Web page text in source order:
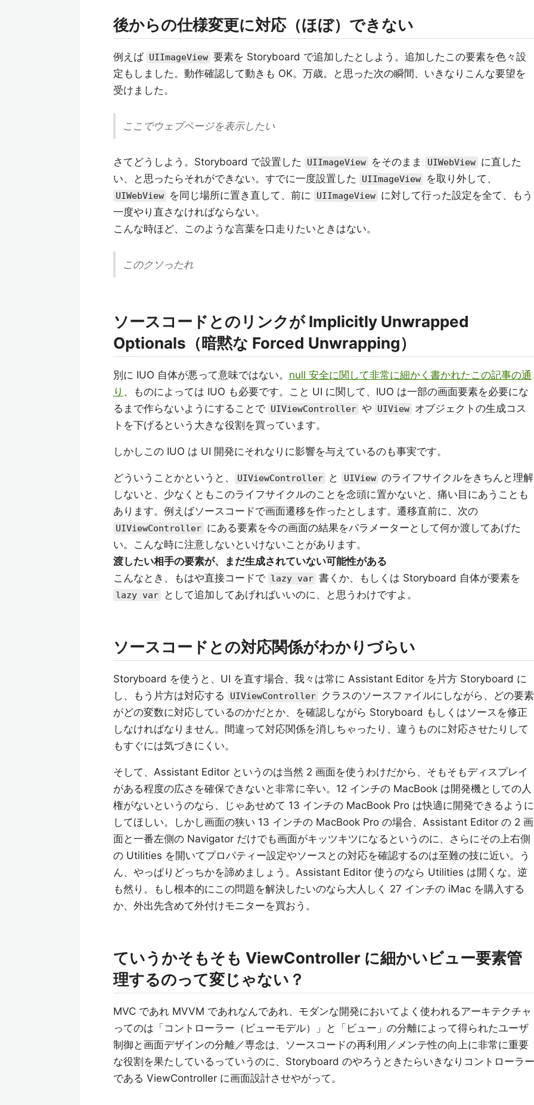
後からの仕様変更に対応（ほぼ）できない
例えば UIImageView 要素を Storyboard で追加したとしよう。追加したこの要素を色々設
定もしました。動作確認して動きも OK。万歳。と思った次の瞬間、いきなりこんな要望を
受けました。
ここでウェブページを表示したい
さてどうしよう。Storyboard で設置した UIImageView をそのまま UIWebView に直した
い、と思ったらそれができない。すでに一度設置した
UIImageView を取り外して、
UIWebView を同じ場所に置き直して、前に UIImageView に対して行った設定を全て、もう
一度やり直さなければならない。
こんな時ほど、このような言葉を口走りたいときはない。
このクソったれ
ソースコードとのリンクが Implicitly Unwrapped
Optionals（暗黙な Forced Unwrapping）
別に IUO 自体が悪って意味ではない。 null 安全に関して非常に細かく書かれたこの記事の通
り 、ものによっては IUO も必要です。こと UI に関して、IUO は一部の画面要素を必要にな
るまで作らないようにすることで UIViewController や UIView オブジェクトの生成コス
トを下げるという大きな役割を買っています。
しかしこの IUO は UI 開発にそれなりに影響を与えているのも事実です。
どういうことかというと、 UIViewController と UIView のライフサイクルをきちんと理解
しないと、少なくともこのライフサイクルのことを念頭に置かないと、痛い目にあうことも
あります。例えばソースコードで画面遷移を作ったとします。遷移直前に、次の
UIViewController にある要素を今の画面の結果をパラメーターとして何か渡してあげた
い。こんな時に注意しないといけないことがあります。
渡したい相手の要素が、まだ生成されていない可能性がある
こんなとき、もはや直接コードで lazy var 書くか、もしくは Storyboard 自体が要素を
lazy var として追加してあげればいいのに、と思うわけですよ。
ソースコードとの対応関係がわかりづらい
Storyboard を使うと、UI を直す場合、我々は常に Assistant Editor を片方 Storyboard に
し、もう片方は対応する
UIViewController
クラスのソースファイルにしながら、どの要素
がどの変数に対応しているのかだとか、を確認しながら Storyboard もしくはソースを修正
しなければなりません。間違って対応関係を消しちゃったり、違うものに対応させたりして
もすぐには気づきにくい。
そして、Assistant Editor というのは当然 2 画面を使うわけだから、そもそもディスプレイ
がある程度の広さを確保できないと非常に辛い。12 インチの MacBook は開発機としての人
権がないというのなら、じゃあせめて 13 インチの MacBook Pro は快適に開発できるように
してほしい。しかし画面の狭い 13 インチの MacBook Pro の場合、Assistant Editor の 2 画
面と一番左側の Navigator だけでも画面がキッツキツになるというのに、さらにその上右側
の Utilities を開いてプロパティー設定やソースとの対応を確認するのは至難の技に近い。う
ん、やっぱりどっちかを諦めましょう。Assistant Editor 使うのなら Utilities は開くな。逆
も然り。もし根本的にこの問題を解決したいのなら大人しく 27 インチの iMac を購入する
か、外出先含めて外付けモニターを買おう。
ていうかそもそも ViewController に細かいビュー要素管
理するのって変じゃない？
MVC であれ MVVM であれなんであれ、モダンな開発においてよく使われるアーキテクチャ
ってのは「コントローラー（ビューモデル）」と「ビュー」の分離によって得られたユーザ
制御と画面デザインの分離／専念は、ソースコードの再利用／メンテ性の向上に非常に重要
な役割を果たしているっていうのに、Storyboard のやろうときたらいきなりコントローラー
である ViewController に画面設計させやがって。